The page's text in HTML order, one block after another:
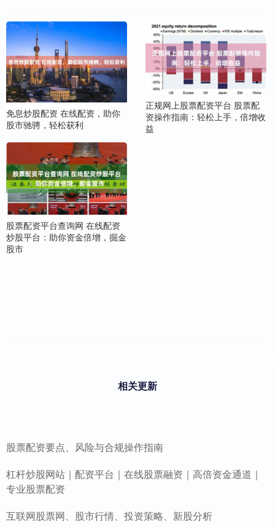
免息炒股配资 在线配资，助你
股市驰骋，轻松获利
正规网上股票配资平台 股票配
资操作指南：轻松上手，倍增收
益
股票配资平台查询网 在线配资
炒股平台：助你资金倍增，掘金
股市
相关更新
股票配资要点、风险与合规操作指南
杠杆炒股网站｜配资平台｜在线股票融资｜高倍资金通道｜
专业股票配资
互联网股票网、股市行情、投资策略、新股分析